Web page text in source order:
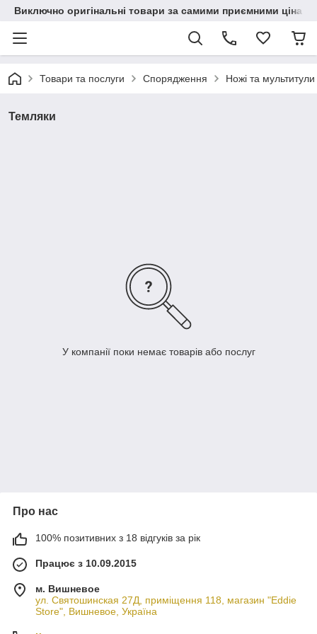
Виключно оригінальні товари за самими приємними
Товари та послуги Спорядження Ножі та мультитули
Темляки
У компанії поки немає товарів або послуг
Про нас
100% позитивних з 18 відгуків за рік
Працює з 10.09.2015
м. Вишневое
ул. Святошинская 27Д, приміщення 118, магазин "Eddie
Store", Вишневое, Україна